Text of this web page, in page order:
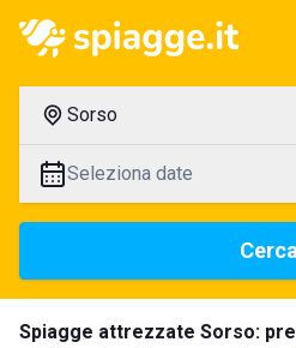
Sorso
Seleziona date
Cerca
Spiagge attrezzate Sorso: